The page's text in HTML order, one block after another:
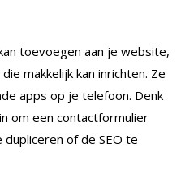
toevoegen aan je website,
makkelijk kan inrichten. Ze
apps op je telefoon. Denk
om een contactformulier
of de SEO te